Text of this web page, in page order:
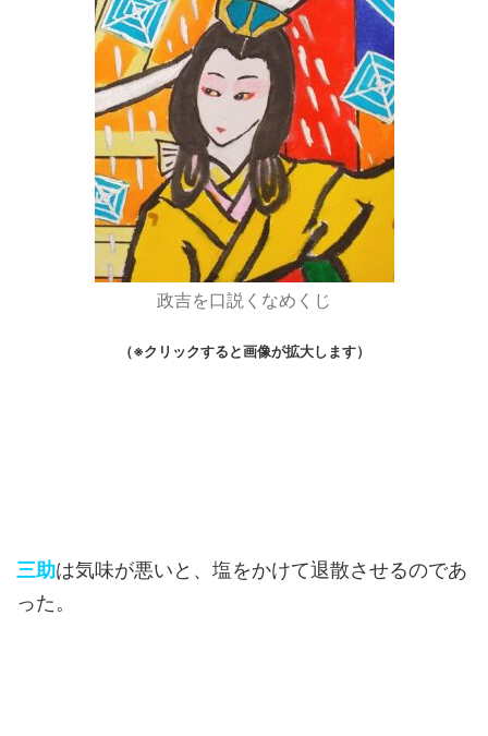
政吉を口説くなめくじ
（※クリックすると画像が拡大します）
三助は気味が悪いと、塩をかけて退散させるのであ
った。